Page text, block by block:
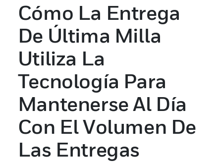
Cómo La Entrega
De Última Milla
Utiliza La
Tecnología Para
Mantenerse Al Día
Con El Volumen De
Las Entregas